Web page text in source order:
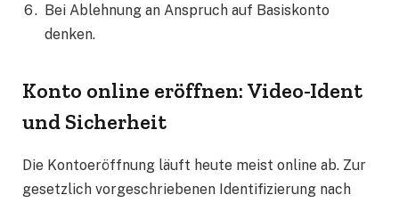
Bei Ablehnung an Anspruch auf Basiskonto
denken.
Konto online eröffnen: Video-Ident
und Sicherheit
Die Kontoeröffnung läuft heute meist online ab. Zur
gesetzlich vorgeschriebenen Identifizierung nach